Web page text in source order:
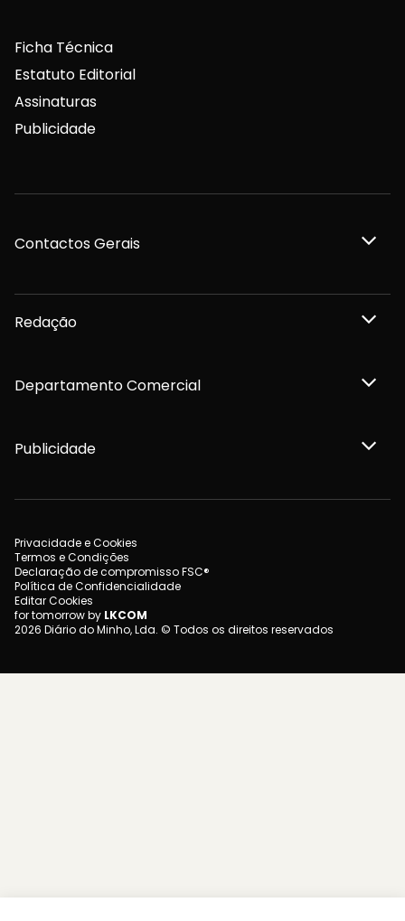
Ficha Técnica
Estatuto Editorial
Assinaturas
Publicidade
Contactos Gerais
Redação
Departamento Comercial
Publicidade
Privacidade e Cookies
Termos e Condições
Declaração de compromisso FSC®
Política de Confidencialidade
Editar Cookies
for tomorrow by LKCOM
2026 Diário do Minho, Lda. © Todos os direitos reservados